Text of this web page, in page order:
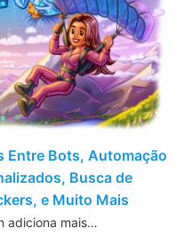
Entre Bots, Automação
Busca de
e Muito Mais
adiciona mais…